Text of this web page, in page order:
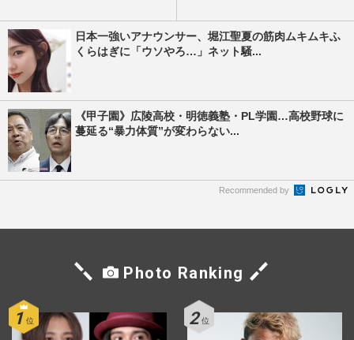
日本一強いアナウンサー、堀江聖夏の筋肉ムキムキふ
くらはぎに「ウソやろ…」ネット騒...
《甲子園》広陵高校・明徳義塾・PL学園…高校野球に
蔓延る“暴力体質”が変わらない...
Recommended by
Photo Ranking